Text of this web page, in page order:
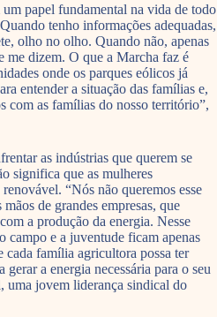
papel fundamental na vida de todo
tenho informações adequadas,
olho no olho. Quando não, apenas
me dizem. O que a Marcha faz é
onde os parques eólicos já
entender a situação das famílias e,
com as famílias do nosso território”,
as indústrias que querem se
significa que as mulheres
“Nós não queremos esse
de grandes empresas, que
a produção da energia. Nesse
campo e a juventude ficam apenas
cada família agricultora possa ter
gerar a energia necessária para o seu
uma jovem liderança sindical do